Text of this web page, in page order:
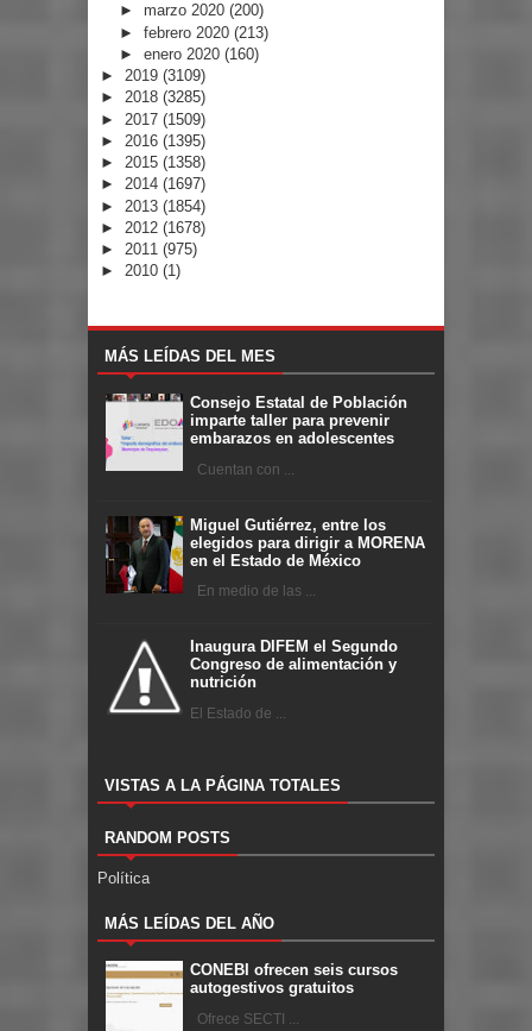
► marzo 2020 (200)
► febrero 2020 (213)
► enero 2020 (160)
► 2019 (3109)
► 2018 (3285)
► 2017 (1509)
► 2016 (1395)
► 2015 (1358)
► 2014 (1697)
► 2013 (1854)
► 2012 (1678)
► 2011 (975)
► 2010 (1)
MÁS LEÍDAS DEL MES
Consejo Estatal de Población
imparte taller para prevenir
embarazos en adolescentes
Cuentan con ...
Miguel Gutiérrez, entre los
elegidos para dirigir a MORENA
en el Estado de México
En medio de las ...
Inaugura DIFEM el Segundo
Congreso de alimentación y
nutrición
El Estado de ...
VISTAS A LA PÁGINA TOTALES
RANDOM POSTS
Política
MÁS LEÍDAS DEL AÑO
CONEBI ofrecen seis cursos
autogestivos gratuitos
Ofrece SECTI ...